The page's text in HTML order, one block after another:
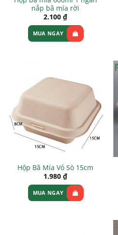
nắp bã mía rời
2.100 ₫
MUA NGAY
Hộp Bã Mía Vỏ Sò 15cm
1.980 ₫
MUA NGAY